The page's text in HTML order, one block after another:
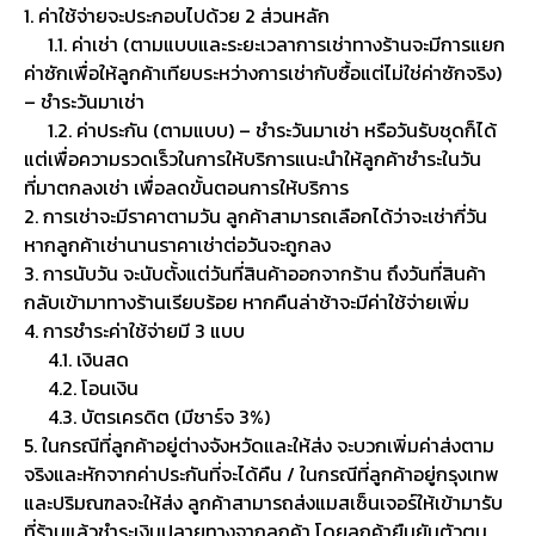
1. ค่าใช้จ่ายจะประกอบไปด้วย 2 ส่วนหลัก
1.1. ค่าเช่า (ตามแบบและระยะเวลาการเช่าทางร้านจะมีการแยก
ค่าซักเพื่อให้ลูกค้าเทียบระหว่างการเช่ากับซื้อแต่ไม่ใช่ค่าซักจริง)
– ชำระวันมาเช่า
1.2. ค่าประกัน (ตามแบบ) – ชำระวันมาเช่า หรือวันรับชุดก็ได้
แต่เพื่อความรวดเร็วในการให้บริการแนะนำให้ลูกค้าชำระในวัน
ที่มาตกลงเช่า เพื่อลดขั้นตอนการให้บริการ
2. การเช่าจะมีราคาตามวัน ลูกค้าสามารถเลือกได้ว่าจะเช่ากี่วัน
หากลูกค้าเช่านานราคาเช่าต่อวันจะถูกลง
3. การนับวัน จะนับตั้งแต่วันที่สินค้าออกจากร้าน ถึงวันที่สินค้า
กลับเข้ามาทางร้านเรียบร้อย หากคืนล่าช้าจะมีค่าใช้จ่ายเพิ่ม
4. การชำระค่าใช้จ่ายมี 3 แบบ
4.1. เงินสด
4.2. โอนเงิน
4.3. บัตรเครดิต (มีชาร์จ 3%)
5. ในกรณีที่ลูกค้าอยู่ต่างจังหวัดและให้ส่ง จะบวกเพิ่มค่าส่งตาม
จริงและหักจากค่าประกันที่จะได้คืน / ในกรณีที่ลูกค้าอยู่กรุงเทพ
และปริมณฑลจะให้ส่ง ลูกค้าสามารถส่งแมสเซ็นเจอร์ให้เข้ามารับ